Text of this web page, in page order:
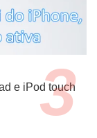
e iPod touch